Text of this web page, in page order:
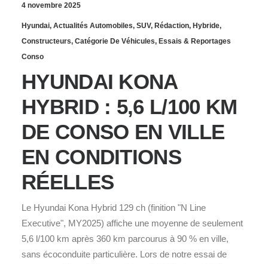
4 novembre 2025
Hyundai, Actualités Automobiles, SUV, Rédaction, Hybride,
Constructeurs, Catégorie De Véhicules, Essais & Reportages
Conso
HYUNDAI KONA
HYBRID : 5,6 L/100 KM
DE CONSO EN VILLE
EN CONDITIONS
RÉELLES
Le Hyundai Kona Hybrid 129 ch (finition "N Line
Executive", MY2025) affiche une moyenne de seulement
5,6 l/100 km après 360 km parcourus à 90 % en ville,
sans écoconduite particulière. Lors de notre essai de